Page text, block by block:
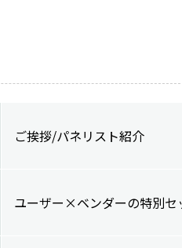
ご挨拶/パネリスト紹介
ユーザー×ベンダーの特別セ